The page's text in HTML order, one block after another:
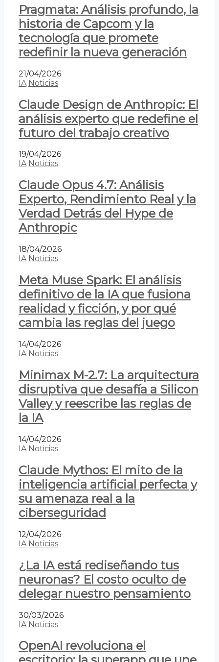
Pragmata: Análisis profundo, la
historia de Capcom y la
tecnología que promete
redefinir la nueva generación
21/04/2026
IA Noticias
Claude Design de Anthropic: El
análisis experto que redefine el
futuro del trabajo creativo
19/04/2026
IA Noticias
Claude Opus 4.7: Análisis
Experto, Rendimiento Real y la
Verdad Detrás del Hype de
Anthropic
18/04/2026
IA Noticias
Meta Muse Spark: El análisis
definitivo de la IA que fusiona
realidad y ficción, y por qué
cambia las reglas del juego
14/04/2026
IA Noticias
Minimax M-2.7: La arquitectura
disruptiva que desafía a Silicon
Valley y reescribe las reglas de
la IA
14/04/2026
IA Noticias
Claude Mythos: El mito de la
inteligencia artificial perfecta y
su amenaza real a la
ciberseguridad
12/04/2026
IA Noticias
¿La IA está rediseñando tus
neuronas? El costo oculto de
delegar nuestro pensamiento
30/03/2026
IA Noticias
OpenAI revoluciona el